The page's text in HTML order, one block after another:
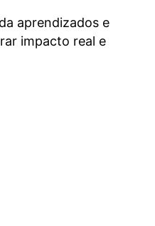
aprendizados e
impacto real e